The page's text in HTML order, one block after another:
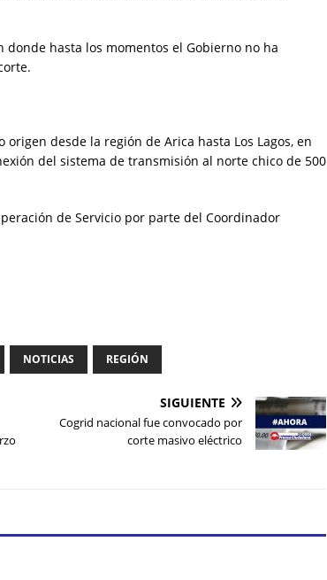
donde hasta los momentos el Gobierno no ha
desde la región de Arica hasta Los Lagos, en
del sistema de transmisión al norte chico de 500
de Servicio por parte del Coordinador
NOTICIAS REGIÓN
SIGUIENTE
Cogrid nacional fue convocado por
corte masivo eléctrico